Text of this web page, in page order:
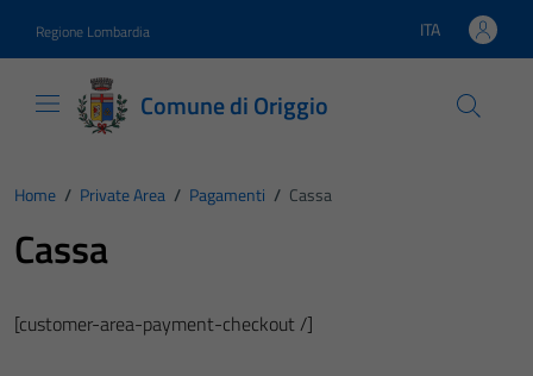
Regione Lombardia Lingua attiva:
ITA
Comune di Origgio
Home / Private Area / Pagamenti / Cassa
Cassa
[customer-area-payment-checkout /]